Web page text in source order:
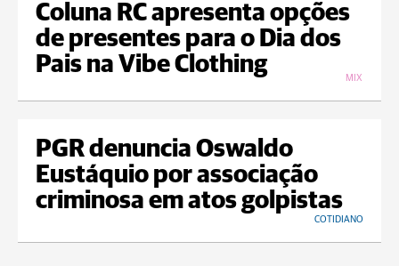
Coluna RC apresenta opções
de presentes para o Dia dos
Pais na Vibe Clothing
MIX
PGR denuncia Oswaldo
Eustáquio por associação
criminosa em atos golpistas
COTIDIANO